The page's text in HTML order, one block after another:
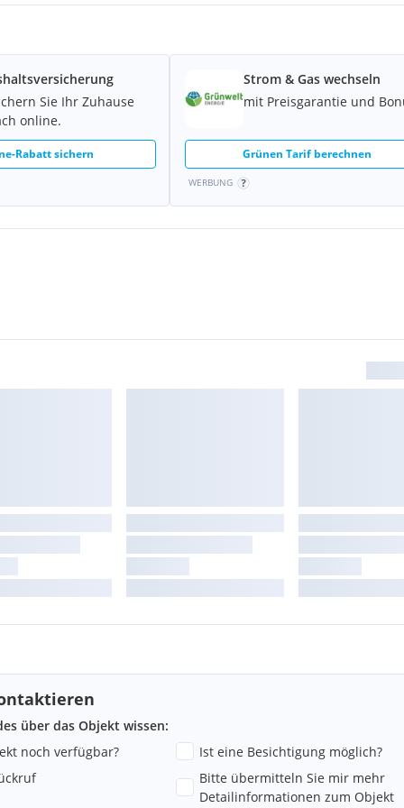
einige Einheiten auch mit
anzumieten.
erfolgt mittelsLuft-
möglich.
besteht
bereit.
Sie Ihr Zuhause
online.
Rabatt sichern
Strom & Gas wechseln
mit Preisgarantie und
Grünen Tarif berechnen
WERBUNG
über das Objekt wissen:
noch verfügbar?
Ist eine Besichtigung möglich?
Bitte übermitteln Sie mir mehr
Detailinformationen zum Objekt